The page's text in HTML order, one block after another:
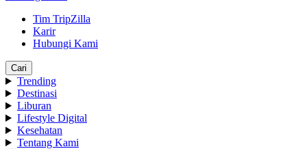
Tim TripZilla
Karir
Hubungi Kami
Cari
Trending
Destinasi
Liburan
Lifestyle Digital
Kesehatan
Tentang Kami